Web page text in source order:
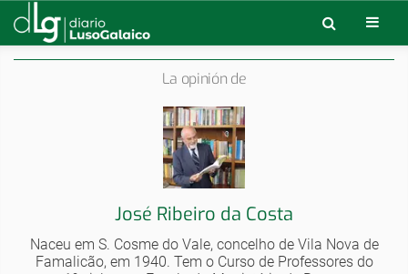
La opinión de
José Ribeiro da Costa
Naceu em S. Cosme do Vale, concelho de Vila Nova de
Famalicão, em 1940. Tem o Curso de Professores do